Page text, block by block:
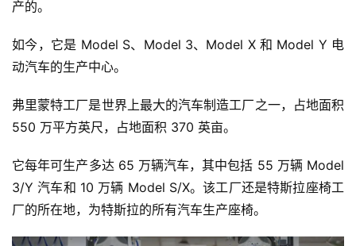
产的。
如今，它是 Model S、Model 3、Model X 和 Model Y 电
动汽车的生产中心。
弗里蒙特工厂是世界上最大的汽车制造工厂之一，占地面积
550 万平方英尺，占地面积 370 英亩。
它每年可生产多达 65 万辆汽车，其中包括 55 万辆 Model
3/Y 汽车和 10 万辆 Model S/X。该工厂还是特斯拉座椅工
厂的所在地，为特斯拉的所有汽车生产座椅。